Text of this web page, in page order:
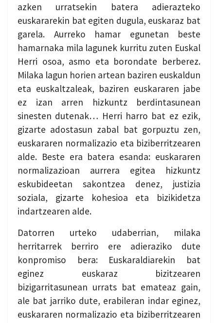
azken urratsekin batera adierazteko
euskararekin bat egiten dugula, euskaraz bat
garela. Aurreko hamar egunetan beste
hamarnaka mila lagunek kurritu zuten Euskal
Herri osoa, asmo eta borondate berberez.
Milaka lagun horien artean baziren euskaldun
eta euskaltzaleak, baziren euskararen jabe
ez izan arren hizkuntz berdintasunean
sinesten dutenak… Herri harro bat ez ezik,
gizarte adostasun zabal bat gorpuztu zen,
euskararen normalizazio eta biziberritzearen
alde. Beste era batera esanda: euskararen
normalizazioan aurrera egitea hizkuntz
eskubideetan sakontzea denez, justizia
soziala, gizarte kohesioa eta bizikidetza
indartzearen alde.
Datorren urteko udaberrian, milaka
herritarrek berriro ere adieraziko dute
konpromiso bera: Euskaraldiarekin bat
eginez euskaraz bizitzearen
bizigarritasunean urrats bat emateaz gain,
ale bat jarriko dute, erabileran indar eginez,
euskararen normalizazio eta biziberritzearen